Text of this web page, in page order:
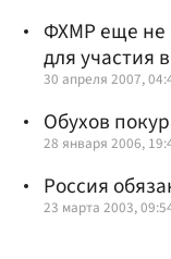
ФХМР еще не
для участия
30 апреля 2007,
Обухов
28 января 2006,
Россия
23 марта 2003,